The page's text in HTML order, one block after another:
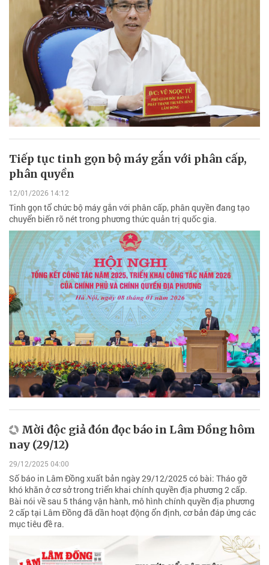
Tiếp tục tinh gọn bộ máy gắn với phân cấp,
phân quyền
12/01/2026 14:12
Tinh gọn tổ chức bộ máy gắn với phân cấp, phân quyền đang tạo
chuyển biến rõ nét trong phương thức quản trị quốc gia.
Mời độc giả đón đọc báo in Lâm Đồng hôm
nay (29/12)
29/12/2025 04:00
Số báo in Lâm Đồng xuất bản ngày 29/12/2025 có bài: Tháo gỡ
khó khăn ở cơ sở trong triển khai chính quyền địa phương 2 cấp.
Bài nói về sau 5 tháng vận hành, mô hình chính quyền địa phương
2 cấp tại Lâm Đồng đã dần hoạt động ổn định, cơ bản đáp ứng các
mục tiêu đề ra.